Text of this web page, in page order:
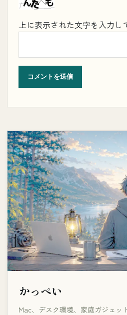
上に表示された文字を入力し
かっぺい
Mac、デスク環境、家庭ガジェッ